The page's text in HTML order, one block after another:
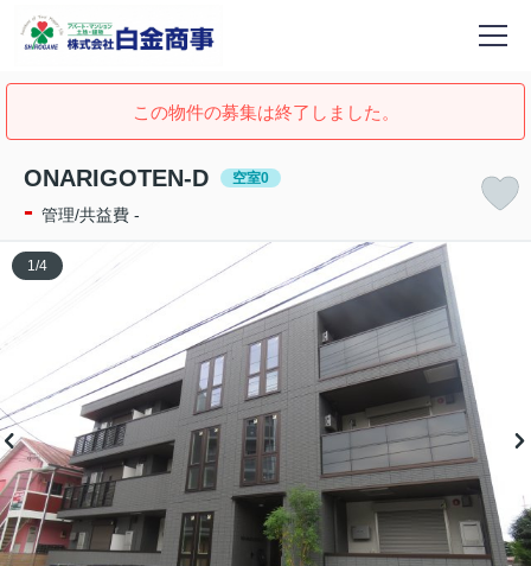
この物件の募集は終了しました。
ONARIGOTEN-D 空室0
- 管理/共益費 -
1 /4